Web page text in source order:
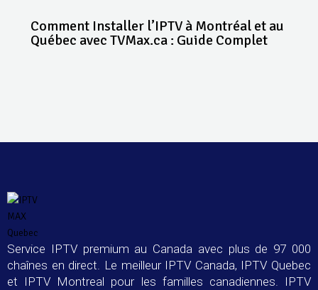
Comment Installer l’IPTV à Montréal et au
Québec avec TVMax.ca : Guide Complet
Service IPTV premium au Canada avec plus de 97 000
chaînes en direct. Le meilleur IPTV Canada, IPTV Quebec
et IPTV Montreal pour les familles canadiennes. IPTV